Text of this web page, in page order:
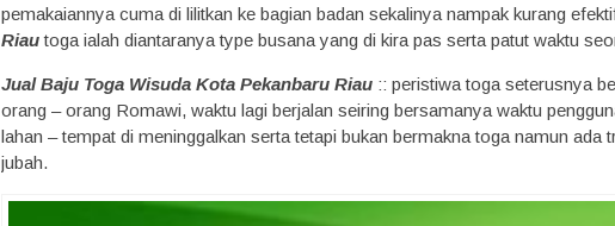
pemakaiannya cuma di lilitkan ke bagian badan sekalinya nampak kurang
Riautoga ialah diantaranya type busana yang di kira pas serta patut waktu
Jual Baju Toga Wisuda Kota Pekanbaru Riau :: peristiwa toga seterusnya
orang – orang Romawi, waktu lagi berjalan seiring bersamanya waktu
lahan – tempat di meninggalkan serta tetapi bukan bermakna toga namun
jubah.